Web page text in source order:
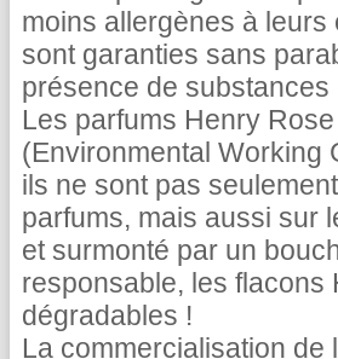
moins allergènes à
sont garanties sans
présence de
Les parfums Henry
(Environmental
ils ne sont pas
parfums, mais aussi sur
et surmonté par un
responsable, les flacons
dégradables !
La commercialisation de